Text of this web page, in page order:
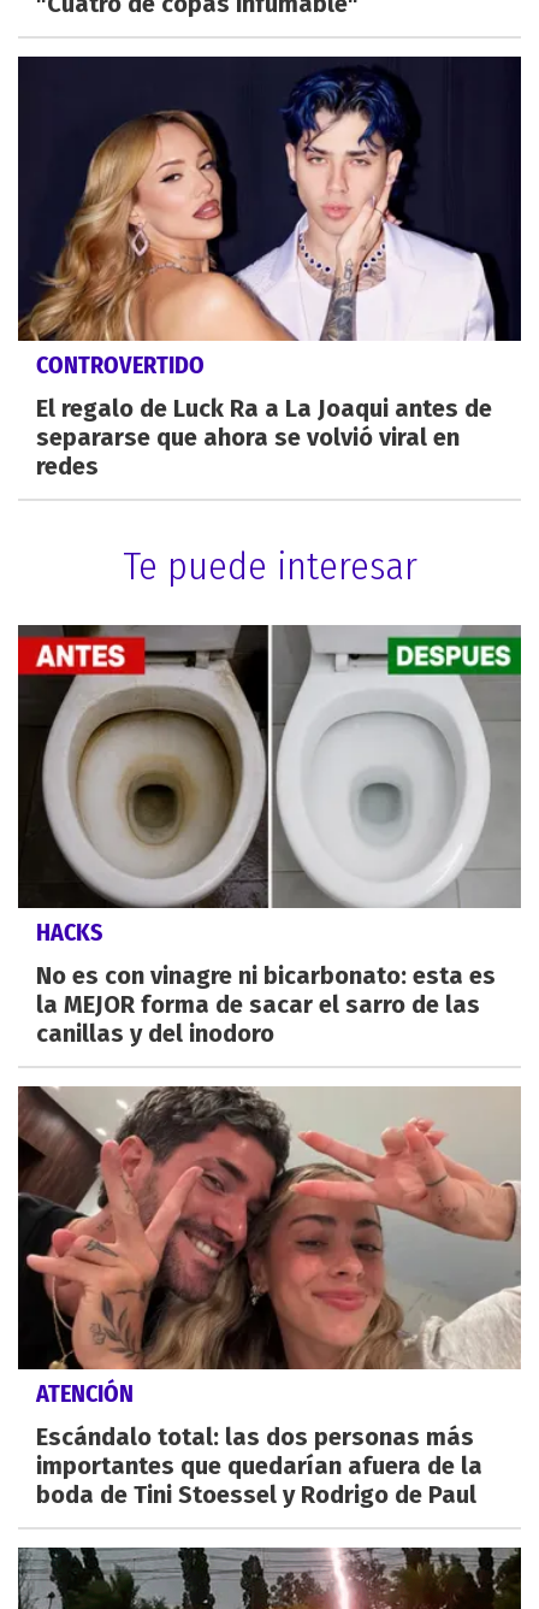
CONTROVERTIDO
El regalo de Luck Ra a La Joaqui antes de
separarse que ahora se volvió viral en
redes
Te puede interesar
HACKS
No es con vinagre ni bicarbonato: esta es
la MEJOR forma de sacar el sarro de las
canillas y del inodoro
ATENCIÓN
Escándalo total: las dos personas más
importantes que quedarían afuera de la
boda de Tini Stoessel y Rodrigo de Paul